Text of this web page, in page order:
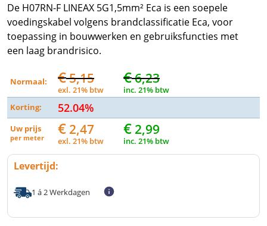
De H07RN-F LINEAX 5G1,5mm² Eca is een soepele
voedingskabel volgens brandclassificatie Eca, voor
toepassing in bouwwerken en gebruiksfuncties met
een laag brandrisico.
Normaal: €5,15
exl. 21% btw
€6,23
inc. 21% btw
Korting:
52.04%
Uw prijs
per meter € 2,47
exl. 21% btw
€ 2,99
inc. 21% btw
Levertijd:
1 á 2 Werkdagen